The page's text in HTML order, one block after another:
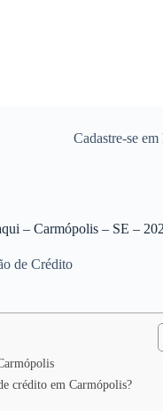
Cadastre-se em
– Carmópolis – SE –
de Crédito
crédito em Carmópolis?